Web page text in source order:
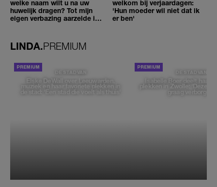
welke naam wilt u na uw
huwelijk dragen? Tot mijn
eigen verbazing aarzelde ik
welkom bij verjaardagen:
'Hun moeder wil niet dat ik
er ben'
LINDA.PREMIUM
DE STAD VAN
Elske DeWall over Leeuwarden,
muziek en haar favoriete plekken in
de stad: 'Een stad die voelt als thuis'
DE STAD VAN
Isabelle Boer deelt haar
plekken in Zwolle: 'Deze
graag verborgen'